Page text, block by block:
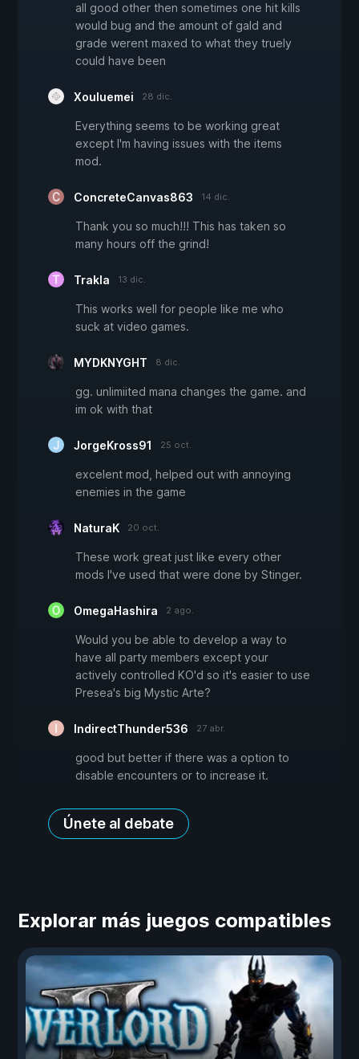
all good other then sometimes one hit kills
would bug and the amount of gald and
grade werent maxed to what they truely
could have been
Xouluemei 28 dic.
Everything seems to be working great
except I'm having issues with the items
mod.
ConcreteCanvas863 14 dic.
Thank you so much!!! This has taken so
many hours off the grind!
Trakla 13 dic.
This works well for people like me who
suck at video games.
MYDKNYGHT 8 dic.
gg. unlimiited mana changes the game. and
im ok with that
JorgeKross91 25 oct.
excelent mod, helped out with annoying
enemies in the game
NaturaK 20 oct.
These work great just like every other
mods I've used that were done by Stinger.
OmegaHashira 2 ago.
Would you be able to develop a way to
have all party members except your
actively controlled KO'd so it's easier to use
Presea's big Mystic Arte?
IndirectThunder536 27 abr.
good but better if there was a option to
disable encounters or to increase it.
Únete al debate
Explorar más juegos compatibles